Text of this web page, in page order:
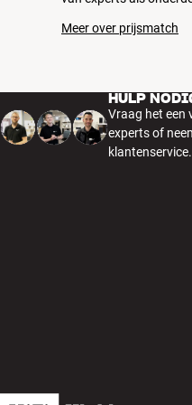
Meer over prijsmatch
HULP
Vraag het een
experts of
klantenservice.